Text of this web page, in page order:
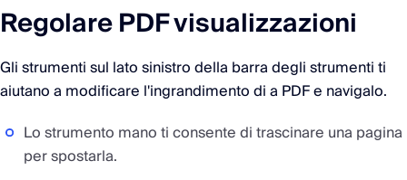
Regolare PDF visualizzazioni
Gli strumenti sul lato sinistro della barra degli strumenti ti
aiutano a modificare l'ingrandimento di a PDF e navigalo.
Lo strumento mano ti consente di trascinare una pagina
per spostarla.